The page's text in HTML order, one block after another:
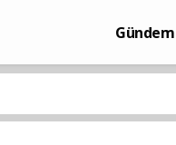
Gündem